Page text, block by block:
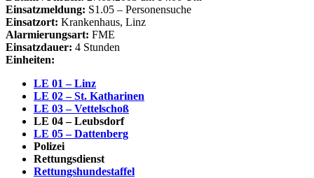
Einsatzmeldung: S1.05 – Personensuche
Einsatzort: Krankenhaus, Linz
Alarmierungsart: FME
Einsatzdauer: 4 Stunden
Einheiten:
LE 01 – Linz
LE 02 – St. Katharinen
LE 03 – Vettelschoß
LE 04 – Leubsdorf
LE 05 – Dattenberg
Polizei
Rettungsdienst
Rettungshundestaffel